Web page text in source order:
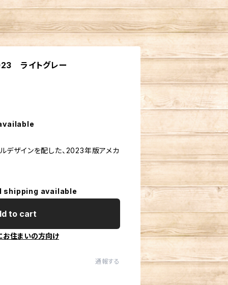
ライトグレー
デザインを配した、2023年版アメカ
shipping available
to cart
お住まいの方向け
通報する